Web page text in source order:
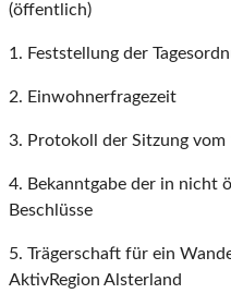
(öffentlich)
1. Feststellung der
2. Einwohnerfragezeit
3. Protokoll der Sitzung
4. Bekanntgabe der in nicht
Beschlüsse
5. Trägerschaft für ein
AktivRegion Alsterland